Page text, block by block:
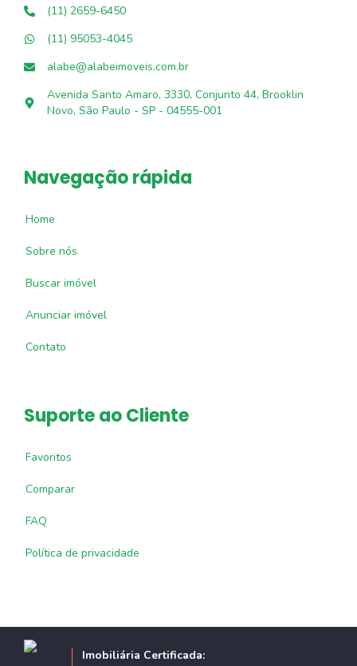
(11) 2659-6450
(11) 95053-4045
alabe@alabeimoveis.com.br
Avenida Santo Amaro, 3330, Conjunto 44, Brooklin
Novo, São Paulo - SP - 04555-001
Navegação rápida
Home
Sobre nós
Buscar imóvel
Anunciar imóvel
Contato
Suporte ao Cliente
Favoritos
Comparar
FAQ
Política de privacidade
Imobiliária Certificada: